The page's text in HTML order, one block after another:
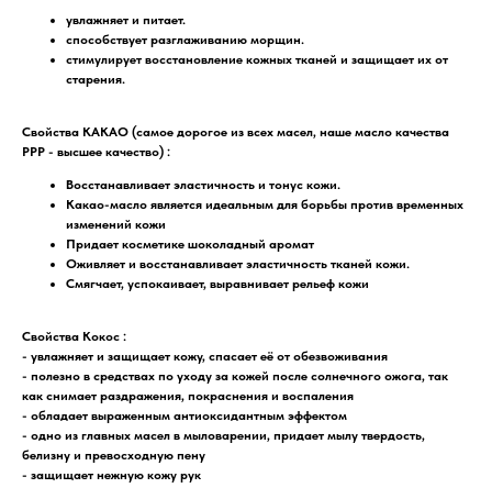
увлажняет и питает.
способствует разглаживанию морщин.
стимулирует восстановление кожных тканей и защищает их от
старения.
Свойства КАКАО (самое дорогое из всех масел, наше масло качества
PPP - высшее качество) :
Восстанавливает эластичность и тонус кожи.
Какао-масло является идеальным для борьбы против временных
изменений кожи
Придает косметике шоколадный аромат
Оживляет и восстанавливает эластичность тканей кожи.
Смягчает, успокаивает, выравнивает рельеф кожи
Свойства Кокос :
- увлажняет и защищает кожу, спасает её от обезвоживания
- полезно в средствах по уходу за кожей после солнечного ожога, так
как снимает раздражения, покраснения и воспаления
- обладает выраженным антиоксидантным эффектом
- одно из главных масел в мыловарении, придает мылу твердость,
белизну и превосходную пену
- защищает нежную кожу рук